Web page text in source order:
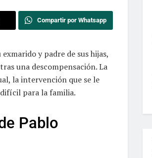
Compartir por Whatsapp
y padre de sus hijas,
una descompensación. La
la intervención que se le
para la familia.
Pablo